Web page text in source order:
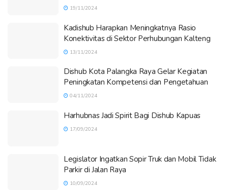
19/11/2024
Kadishub Harapkan Meningkatnya Rasio
Konektivitas di Sektor Perhubungan Kalteng
13/11/2024
Dishub Kota Palangka Raya Gelar Kegiatan
Peningkatan Kompetensi dan Pengetahuan
04/11/2024
Harhubnas Jadi Spirit Bagi Dishub Kapuas
17/09/2024
Legislator Ingatkan Sopir Truk dan Mobil Tidak
Parkir di Jalan Raya
10/09/2024